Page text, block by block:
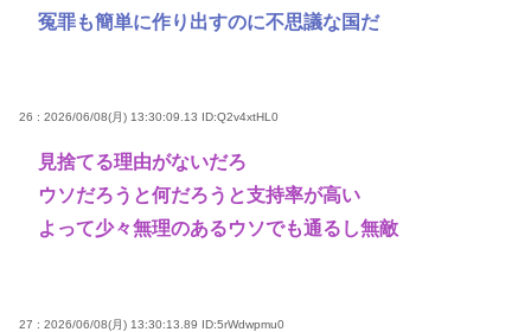
冤罪も簡単に作り出すのに不思議な国だ
26 : 2026/06/08(月) 13:30:09.13 ID:Q2v4xtHL0
見捨てる理由がないだろ
ウソだろうと何だろうと支持率が高い
よって少々無理のあるウソでも通るし無敵
27 : 2026/06/08(月) 13:30:13.89 ID:5rWdwpmu0